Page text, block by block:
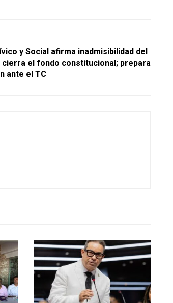
y Social afirma inadmisibilidad del
cierra el fondo constitucional; prepara
ante el TC